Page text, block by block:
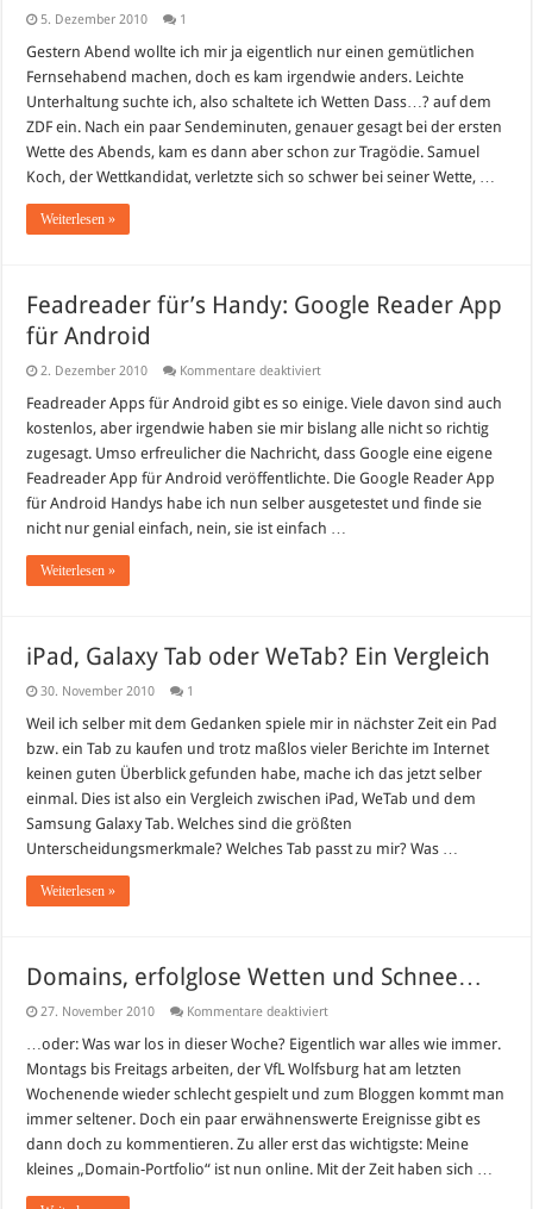
5. Dezember 2010 1
Gestern Abend wollte ich mir ja eigentlich nur einen gemütlichen
Fernsehabend machen, doch es kam irgendwie anders. Leichte
Unterhaltung suchte ich, also schaltete ich Wetten Dass…? auf dem
ZDF ein. Nach ein paar Sendeminuten, genauer gesagt bei der ersten
Wette des Abends, kam es dann aber schon zur Tragödie. Samuel
Koch, der Wettkandidat, verletzte sich so schwer bei seiner Wette, …
Weiterlesen »
Feadreader für’s Handy: Google Reader App
für Android
2. Dezember 2010 Kommentare deaktiviertfür
für’s
Handy:
Google
Reader
App
für
Feadreader Apps für Android gibt es so einige. Viele davon sind auch
kostenlos, aber irgendwie haben sie mir bislang alle nicht so richtig
zugesagt. Umso erfreulicher die Nachricht, dass Google eine eigene
Feadreader App für Android veröffentlichte. Die Google Reader App
für Android Handys habe ich nun selber ausgetestet und finde sie
nicht nur genial einfach, nein, sie ist einfach …
Weiterlesen »
iPad, Galaxy Tab oder WeTab? Ein Vergleich
30. November 2010 1
Weil ich selber mit dem Gedanken spiele mir in nächster Zeit ein Pad
bzw. ein Tab zu kaufen und trotz maßlos vieler Berichte im Internet
keinen guten Überblick gefunden habe, mache ich das jetzt selber
einmal. Dies ist also ein Vergleich zwischen iPad, WeTab und dem
Samsung Galaxy Tab. Welches sind die größten
Unterscheidungsmerkmale? Welches Tab passt zu mir? Was …
Weiterlesen »
Domains, erfolglose Wetten und Schnee…
27. November 2010 Kommentare deaktiviertfür
erfolglose
und
Schnee…
…oder: Was war los in dieser Woche? Eigentlich war alles wie immer.
Montags bis Freitags arbeiten, der VfL Wolfsburg hat am letzten
Wochenende wieder schlecht gespielt und zum Bloggen kommt man
immer seltener. Doch ein paar erwähnenswerte Ereignisse gibt es
dann doch zu kommentieren. Zu aller erst das wichtigste: Meine
kleines „Domain-Portfolio“ ist nun online. Mit der Zeit haben sich …